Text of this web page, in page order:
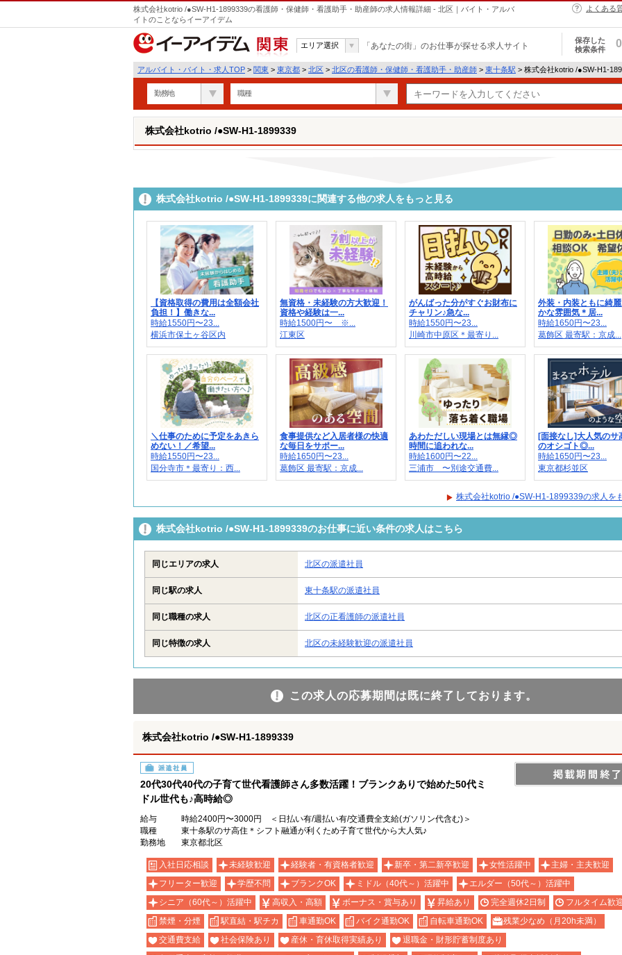
株式会社kotrio /●SW-H1-1899339の看護師・保健師・看護助手・助産師の求人情報詳細 - 北区｜バイト・アルバ
イトのことならイーアイデム
よくある
関東
エリア選択 「あなたの街」のお仕事が探せる求人サイト
保存した
検索条件
0
アルバイト・バイト・求人TOP > 関東 > 東京都 > 北区 > 北区の看護師・保健師・看護助手・助産師 > 東十条駅 > 株式会社kotrio /●SW-H1-
勤務地 職種
株式会社kotrio /●SW-H1-1899339
株式会社kotrio /●SW-H1-1899339に関連する他の求人をもっと見る
【資格取得の費用は全額会社
負担！】働きな...
時給1550円〜23...
横浜市保土ヶ谷区内
無資格・未経験の方大歓迎！
資格や経験は一...
時給1500円〜 ※...
江東区
がんばった分がすぐお財布に
チャリン♪急な...
時給1550円〜23...
川崎市中原区＊最寄り...
外装・内装ともに綺
かな雰囲気＊居...
時給1650円〜23...
葛飾区 最寄駅：京成...
＼仕事のために予定をあきら
めない！／希望...
時給1550円〜23...
国分寺市＊最寄り：西...
食事提供など入居者様の快適
な毎日をサポー...
時給1650円〜23...
葛飾区 最寄駅：京成...
あわただしい現場とは無縁◎
時間に追われな...
時給1600円〜22...
三浦市 〜別途交通費...
[面接なし]大人気のサ
のオシゴト◎...
時給1650円〜23...
東京都杉並区
株式会社kotrio /●SW-H1-1899339の求人を
株式会社kotrio /●SW-H1-1899339のお仕事に近い条件の求人はこちら
同じエリアの求人 北区の派遣社員
同じ駅の求人 東十条駅の派遣社員
同じ職種の求人 北区の正看護師の派遣社員
同じ特徴の求人 北区の未経験歓迎の派遣社員
この求人の応募期間は既に終了しております。
株式会社kotrio /●SW-H1-1899339
派遣社員
20代30代40代の子育て世代看護師さん多数活躍！ブランクありで始めた50代ミ
ドル世代も♪高時給◎
給与
時給2400円〜3000円 ＜日払い有/週払い有/交通費全支給(ガソリン代含む)＞
職種
東十条駅のサ高住＊シフト融通が利くため子育て世代から大人気♪
勤務地
東京都北区
入社日応相談 未経験歓迎 経験者・有資格者歓迎 新卒・第二新卒歓迎 女性活躍中
主婦・主夫歓迎
フリーター歓迎
学歴不問 ブランクOK ミドル（40代～）活躍中
エルダー（50代～）活躍中
シニア（60代～）活躍中
高収入・高額 ボーナス・賞与あり 昇給あり 完全週休2日制
フルタイム歓
禁煙・分煙
駅直結・駅チカ 車通勤OK バイク通勤OK 自転車通勤OK
残業少なめ（月20h未満）
交通費支給
社会保険あり 産休・育休取得実績あり
退職金・財形貯蓄制度あり